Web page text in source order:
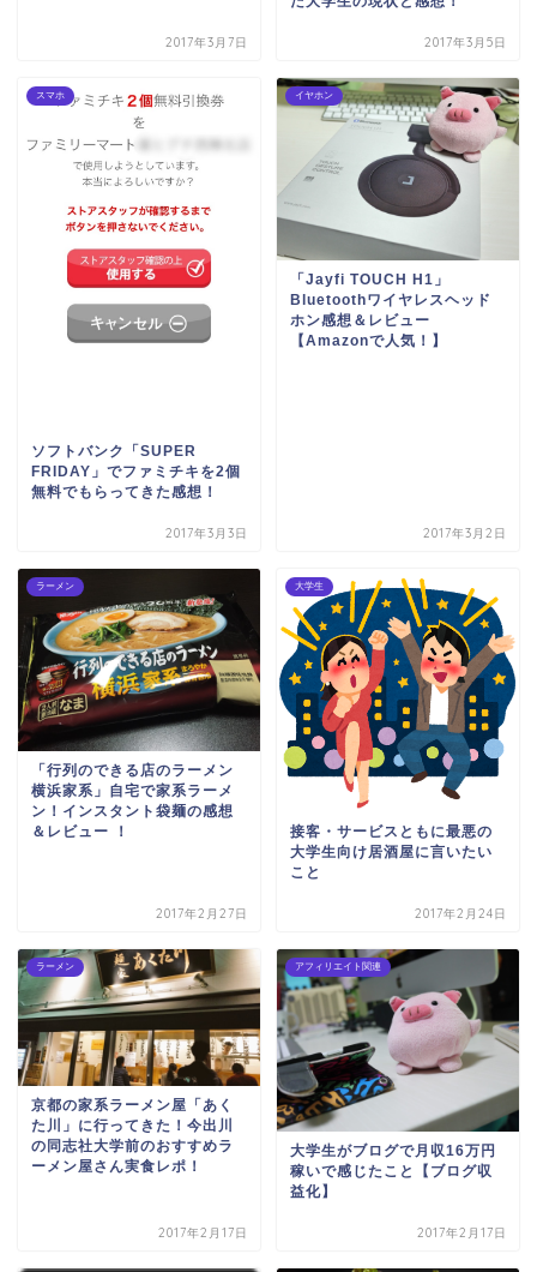
2017年3月7日 2017年3月5日
スマホ
ソフトバンク「SUPER
FRIDAY」でファミチキを2個
無料でもらってきた感想！
2017年3月3日
イヤホン
「Jayfi TOUCH H1」
Bluetoothワイヤレスヘッド
ホン感想＆レビュー
【Amazonで人気！】
2017年3月2日
ラーメン
「行列のできる店のラーメン
横浜家系」自宅で家系ラーメ
ン！インスタント袋麺の感想
＆レビュー ！
2017年2月27日
大学生
接客・サービスともに最悪の
大学生向け居酒屋に言いたい
こと
2017年2月24日
ラーメン
京都の家系ラーメン屋「あく
た川」に行ってきた！今出川
の同志社大学前のおすすめラ
ーメン屋さん実食レポ！
2017年2月17日
アフィリエイト関連
大学生がブログで月収16万円
稼いで感じたこと【ブログ収
益化】
2017年2月17日